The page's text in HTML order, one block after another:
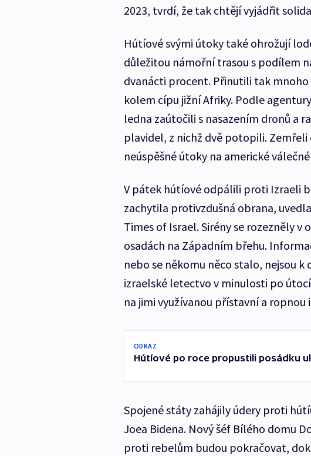
2023, tvrdí, že tak chtějí vyjádřit
Hútíové svými útoky také ohrožují
důležitou námořní trasou s podílem
dvanácti procent. Přinutili tak
kolem cípu jižní Afriky. Podle
ledna zaútočili s nasazením dronů a
plavidel, z nichž dvě potopili.
neúspěšné útoky na americké
V pátek hútíové odpálili proti Izraeli
zachytila protivzdušná obrana,
Times of Israel. Sirény se rozezněly
osadách na Západním břehu.
nebo se někomu něco stalo, nejsou
izraelské letectvo v minulosti po
na jimi využívanou přístavní a
ODKAZ
Hútíové po roce propustili posádku
Spojené státy zahájily údery proti
Joea Bidena. Nový šéf Bílého domu
proti rebelům budou pokračovat,